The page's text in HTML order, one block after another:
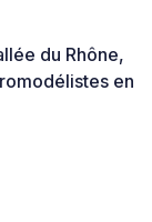
du Rhône,
en